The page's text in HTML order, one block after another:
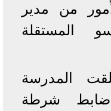
من مدير
المستقلة
المدرسة
ضابط شرطة